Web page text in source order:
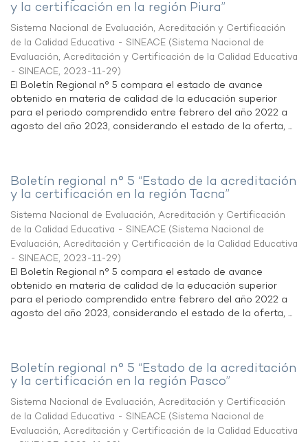
y la certificación en la región Piura”
Sistema Nacional de Evaluación, Acreditación y Certificación
de la Calidad Educativa - SINEACE (Sistema Nacional de
Evaluación, Acreditación y Certificación de la Calidad Educativa
- SINEACE, 2023-11-29)
El Boletín Regional n° 5 compara el estado de avance
obtenido en materia de calidad de la educación superior
para el periodo comprendido entre febrero del año 2022 a
agosto del año 2023, considerando el estado de la oferta, ...
Boletín regional n° 5 “Estado de la acreditación
y la certificación en la región Tacna”
Sistema Nacional de Evaluación, Acreditación y Certificación
de la Calidad Educativa - SINEACE (Sistema Nacional de
Evaluación, Acreditación y Certificación de la Calidad Educativa
- SINEACE, 2023-11-29)
El Boletín Regional n° 5 compara el estado de avance
obtenido en materia de calidad de la educación superior
para el periodo comprendido entre febrero del año 2022 a
agosto del año 2023, considerando el estado de la oferta, ...
Boletín regional n° 5 “Estado de la acreditación
y la certificación en la región Pasco”
Sistema Nacional de Evaluación, Acreditación y Certificación
de la Calidad Educativa - SINEACE (Sistema Nacional de
Evaluación, Acreditación y Certificación de la Calidad Educativa